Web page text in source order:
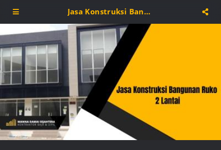
Jasa Konstruksi Bangunan Ruko 2 Lantai